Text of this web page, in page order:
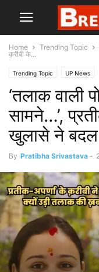
Home Trending Topic
क़रीबी के...
Trending Topic UP News
‘तलाक वाली
सामने…’,
खुलासे ने बदल
By Pratibha Srivastava -